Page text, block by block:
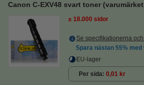
Canon C-EXV48 svart toner
± 18.000 sidor
Se specifikationerna
Spara nästan 55% med
EU-lager
Per sida 0,01 kr